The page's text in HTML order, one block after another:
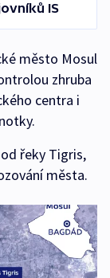
IS
město Mosul
zhruba
centra i
řeky Tigris,
města.